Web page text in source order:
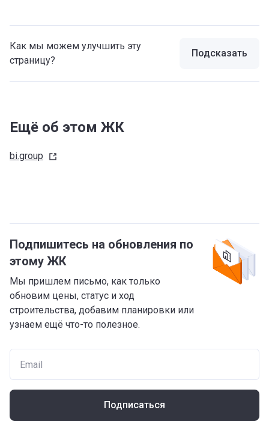
Как мы можем улучшить эту
страницу?
Подсказать
Ещё об этом ЖК
bi.group
Подпишитесь на обновления по
этому ЖК
Мы пришлем письмо, как только
обновим цены, статус и ход
строительства, добавим планировки или
узнаем ещё что-то полезное.
Подписаться